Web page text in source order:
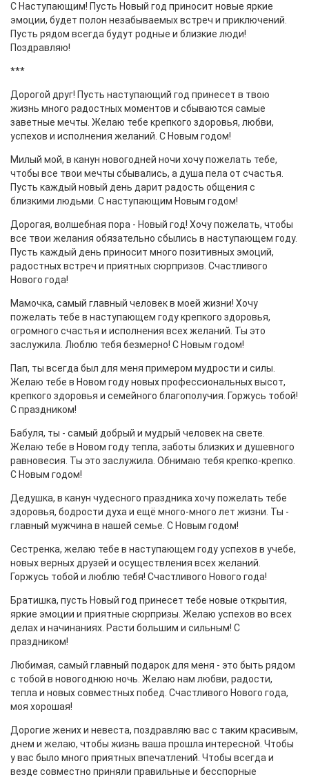
С Наступающим! Пусть Новый год приносит новые яркие
эмоции, будет полон незабываемых встреч и приключений.
Пусть рядом всегда будут родные и близкие люди!
Поздравляю!
***
Дорогой друг! Пусть наступающий год принесет в твою
жизнь много радостных моментов и сбываются самые
заветные мечты. Желаю тебе крепкого здоровья, любви,
успехов и исполнения желаний. С Новым годом!
Милый мой, в канун новогодней ночи хочу пожелать тебе,
чтобы все твои мечты сбывались, а душа пела от счастья.
Пусть каждый новый день дарит радость общения с
близкими людьми. С наступающим Новым годом!
Дорогая, волшебная пора - Новый год! Хочу пожелать, чтобы
все твои желания обязательно сбылись в наступающем году.
Пусть каждый день приносит много позитивных эмоций,
радостных встреч и приятных сюрпризов. Счастливого
Нового года!
Мамочка, самый главный человек в моей жизни! Хочу
пожелать тебе в наступающем году крепкого здоровья,
огромного счастья и исполнения всех желаний. Ты это
заслужила. Люблю тебя безмерно! С Новым годом!
Пап, ты всегда был для меня примером мудрости и силы.
Желаю тебе в Новом году новых профессиональных высот,
крепкого здоровья и семейного благополучия. Горжусь тобой!
С праздником!
Бабуля, ты - самый добрый и мудрый человек на свете.
Желаю тебе в Новом году тепла, заботы близких и душевного
равновесия. Ты это заслужила. Обнимаю тебя крепко-крепко.
С Новым годом!
Дедушка, в канун чудесного праздника хочу пожелать тебе
здоровья, бодрости духа и ещё много-много лет жизни. Ты -
главный мужчина в нашей семье. С Новым годом!
Сестренка, желаю тебе в наступающем году успехов в учебе,
новых верных друзей и осуществления всех желаний.
Горжусь тобой и люблю тебя! Счастливого Нового года!
Братишка, пусть Новый год принесет тебе новые открытия,
яркие эмоции и приятные сюрпризы. Желаю успехов во всех
делах и начинаниях. Расти большим и сильным! С
праздником!
Любимая, самый главный подарок для меня - это быть рядом
с тобой в новогоднюю ночь. Желаю нам любви, радости,
тепла и новых совместных побед. Счастливого Нового года,
моя хорошая!
Дорогие жених и невеста, поздравляю вас с таким красивым,
днем и желаю, чтобы жизнь ваша прошла интересной. Чтобы
у вас было много приятных впечатлений. Чтобы всегда и
везде совместно приняли правильные и бесспорные